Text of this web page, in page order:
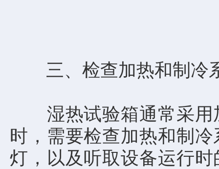
三、检查加热和制冷
湿热试验箱通常采用
时，需要检查加热和制
灯，以及听取设备运行